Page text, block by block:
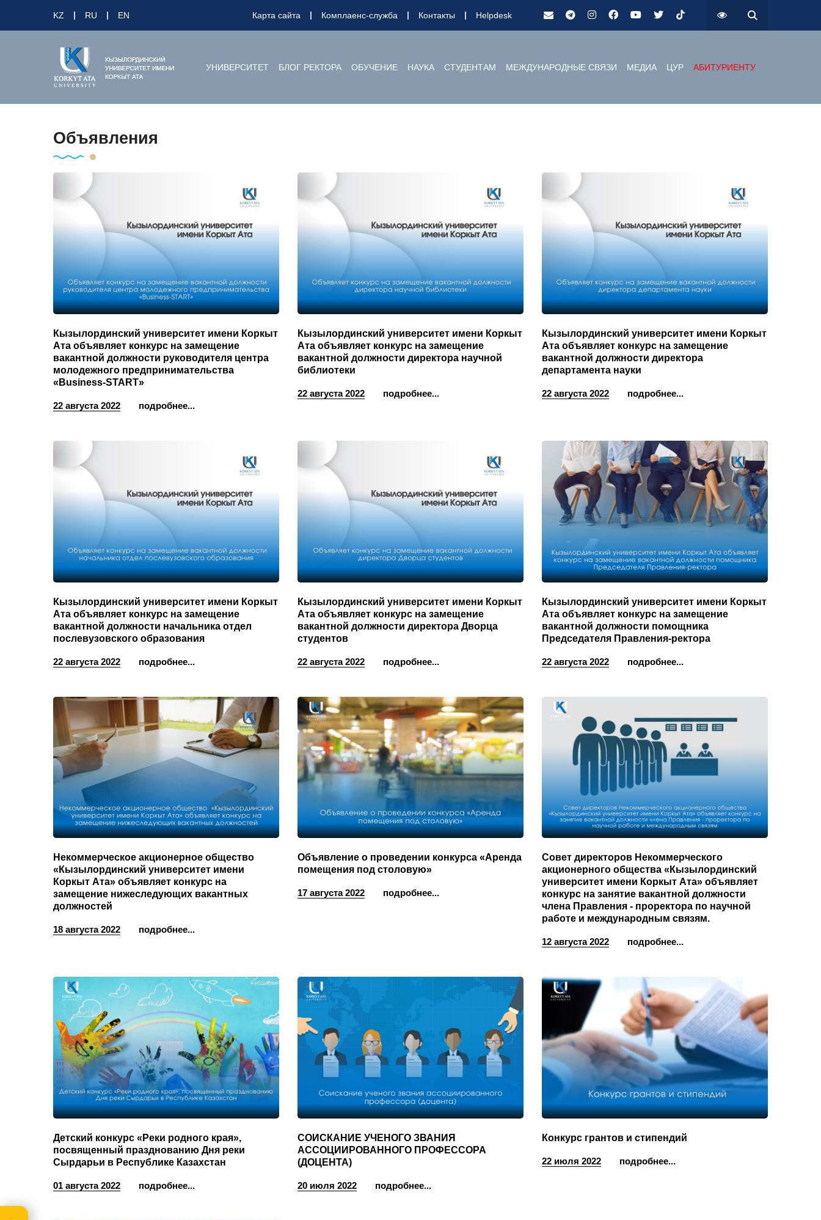
KZ RU EN Карта сайта Комплаенс-служба Контакты Helpdesk
УНИВЕРСИТЕТ БЛОГ РЕКТОРА ОБУЧЕНИЕ НАУКА СТУДЕНТАМ МЕЖДУНАРОДНЫЕ СВЯЗИ МЕДИА ЦУР АБИТУРИЕНТУ
Объявления
Кызылординский университет имени Коркыт
Ата объявляет конкурс на замещение
вакантной должности руководителя центра
молодежного предпринимательства
«Business-START»
22 августа 2022 подробнее...
Кызылординский университет имени Коркыт
Ата объявляет конкурс на замещение
вакантной должности директора научной
библиотеки
22 августа 2022 подробнее...
Кызылординский университет имени Коркыт
Ата объявляет конкурс на замещение
вакантной должности директора
департамента науки
22 августа 2022 подробнее...
Кызылординский университет имени Коркыт
Ата объявляет конкурс на замещение
вакантной должности начальника отдел
послевузовского образования
22 августа 2022 подробнее...
Кызылординский университет имени Коркыт
Ата объявляет конкурс на замещение
вакантной должности директора Дворца
студентов
22 августа 2022 подробнее...
Кызылординский университет имени Коркыт
Ата объявляет конкурс на замещение
вакантной должности помощника
Председателя Правления-ректора
22 августа 2022 подробнее...
Некоммерческое акционерное общество
«Кызылординский университет имени
Коркыт Ата» объявляет конкурс на
замещение нижеследующих вакантных
должностей
18 августа 2022 подробнее...
Объявление о проведении конкурса «Аренда
помещения под столовую»
17 августа 2022 подробнее...
Совет директоров Некоммерческого
акционерного общества «Кызылординский
университет имени Коркыт Ата» объявляет
конкурс на занятие вакантной должности
члена Правления - проректора по научной
работе и международным связям.
12 августа 2022 подробнее...
Детский конкурс «Реки родного края»,
посвященный празднованию Дня реки
Сырдарьи в Республике Казахстан
01 августа 2022 подробнее...
СОИСКАНИЕ УЧЕНОГО ЗВАНИЯ
АССОЦИИРОВАННОГО ПРОФЕССОРА
(ДОЦЕНТА)
20 июля 2022 подробнее...
Конкурс грантов и стипендий
22 июля 2022 подробнее...